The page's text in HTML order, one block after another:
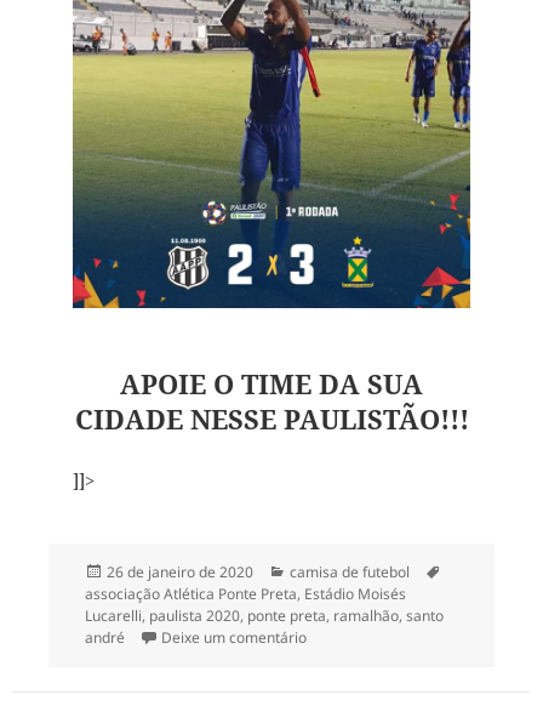
APOIE O TIME DA SUA
CIDADE NESSE PAULISTÃO!!!
]]>
Publicado
em
26 de janeiro de 2020 Categorias
camisa de futebol
associação Atlética Ponte Preta, Estádio Moisés
Lucarelli, paulista 2020, ponte preta, ramalhão, santo
andré
Deixe um comentárioem Começou o Paulistão 2020!!!